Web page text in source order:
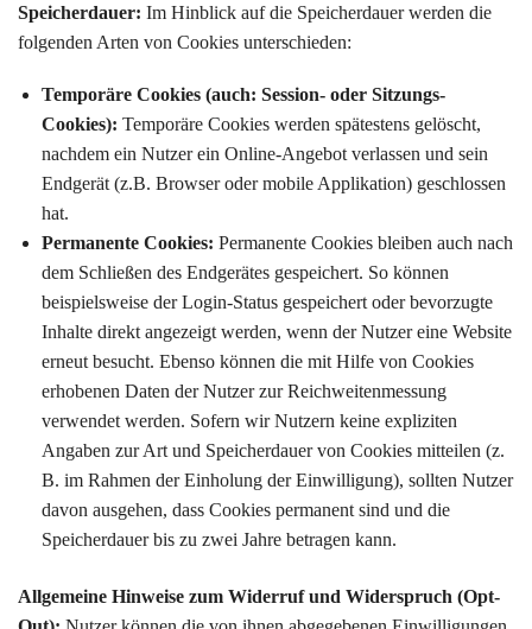
Speicherdauer: Im Hinblick auf die Speicherdauer werden die
folgenden Arten von Cookies unterschieden:
Temporäre Cookies (auch: Session- oder Sitzungs-
Cookies): Temporäre Cookies werden spätestens gelöscht,
nachdem ein Nutzer ein Online-Angebot verlassen und sein
Endgerät (z.B. Browser oder mobile Applikation) geschlossen
hat.
Permanente Cookies: Permanente Cookies bleiben auch nach
dem Schließen des Endgerätes gespeichert. So können
beispielsweise der Login-Status gespeichert oder bevorzugte
Inhalte direkt angezeigt werden, wenn der Nutzer eine Website
erneut besucht. Ebenso können die mit Hilfe von Cookies
erhobenen Daten der Nutzer zur Reichweitenmessung
verwendet werden. Sofern wir Nutzern keine expliziten
Angaben zur Art und Speicherdauer von Cookies mitteilen (z.
B. im Rahmen der Einholung der Einwilligung), sollten Nutzer
davon ausgehen, dass Cookies permanent sind und die
Speicherdauer bis zu zwei Jahre betragen kann.
Allgemeine Hinweise zum Widerruf und Widerspruch (Opt-